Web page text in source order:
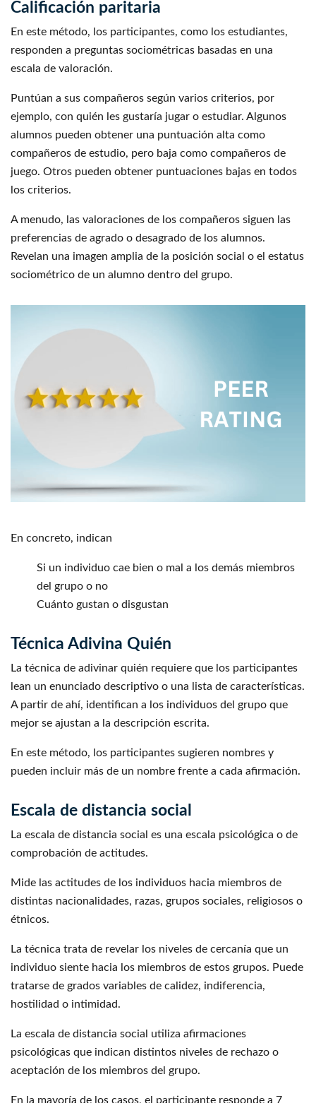
Calificación paritaria
En este método, los participantes, como los estudiantes,
responden a preguntas sociométricas basadas en una
escala de valoración.
Puntúan a sus compañeros según varios criterios, por
ejemplo, con quién les gustaría jugar o estudiar. Algunos
alumnos pueden obtener una puntuación alta como
compañeros de estudio, pero baja como compañeros de
juego. Otros pueden obtener puntuaciones bajas en todos
los criterios.
A menudo, las valoraciones de los compañeros siguen las
preferencias de agrado o desagrado de los alumnos.
Revelan una imagen amplia de la posición social o el estatus
sociométrico de un alumno dentro del grupo.
En concreto, indican
Si un individuo cae bien o mal a los demás miembros
del grupo o no
Cuánto gustan o disgustan
Técnica Adivina Quién
La técnica de adivinar quién requiere que los participantes
lean un enunciado descriptivo o una lista de características.
A partir de ahí, identifican a los individuos del grupo que
mejor se ajustan a la descripción escrita.
En este método, los participantes sugieren nombres y
pueden incluir más de un nombre frente a cada afirmación.
Escala de distancia social
La escala de distancia social es una escala psicológica o de
comprobación de actitudes.
Mide las actitudes de los individuos hacia miembros de
distintas nacionalidades, razas, grupos sociales, religiosos o
étnicos.
La técnica trata de revelar los niveles de cercanía que un
individuo siente hacia los miembros de estos grupos. Puede
tratarse de grados variables de calidez, indiferencia,
hostilidad o intimidad.
La escala de distancia social utiliza afirmaciones
psicológicas que indican distintos niveles de rechazo o
aceptación de los miembros del grupo.
En la mayoría de los casos, el participante responde a 7